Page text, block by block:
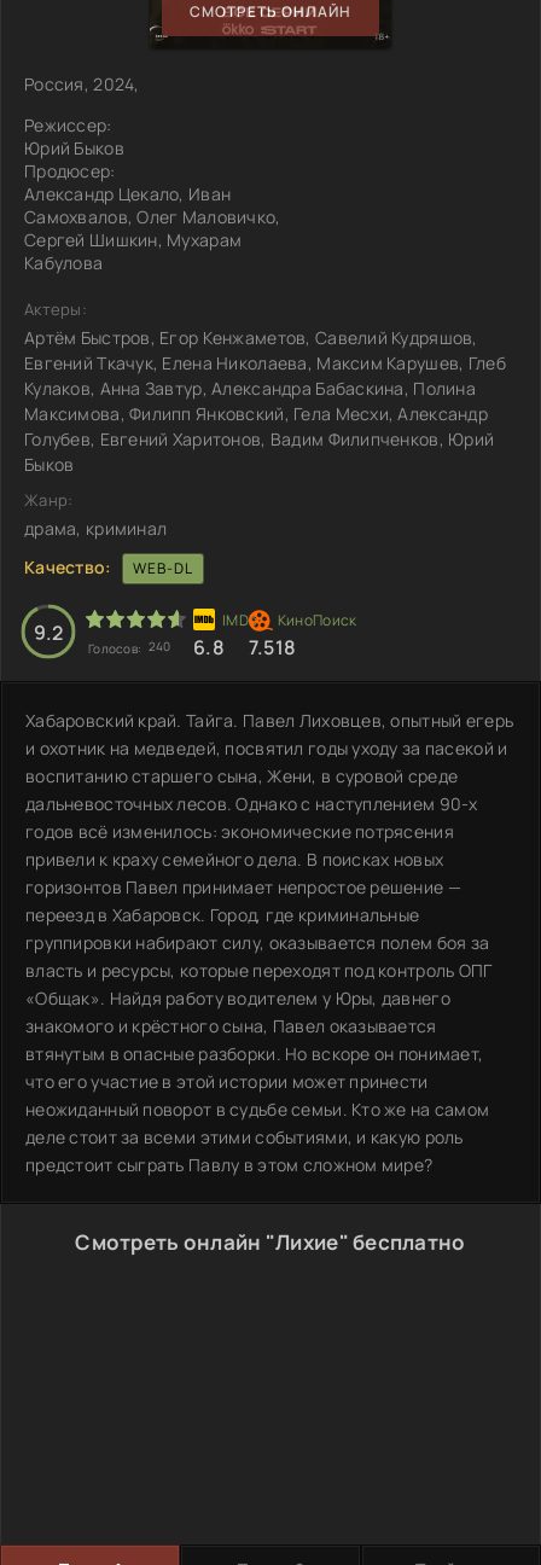
СМОТРЕТЬ ОНЛАЙН
Россия, 2024,
Режиссер:
Юрий Быков
Продюсер:
Александр Цекало, Иван
Самохвалов, Олег Маловичко,
Сергей Шишкин, Мухарам
Кабулова
Актеры:
Артём Быстров, Егор Кенжаметов, Савелий Кудряшов,
Евгений Ткачук, Елена Николаева, Максим Карушев, Глеб
Кулаков, Анна Завтур, Александра Бабаскина, Полина
Максимова, Филипп Янковский, Гела Месхи, Александр
Голубев, Евгений Харитонов, Вадим Филипченков, Юрий
Быков
Жанр:
драма, криминал
Качество:
WEB-DL
9.2
Голосов: 240 6.8 7.518
Хабаровский край. Тайга. Павел Лиховцев, опытный егерь
и охотник на медведей, посвятил годы уходу за пасекой и
воспитанию старшего сына, Жени, в суровой среде
дальневосточных лесов. Однако с наступлением 90-х
годов всё изменилось: экономические потрясения
привели к краху семейного дела. В поисках новых
горизонтов Павел принимает непростое решение —
переезд в Хабаровск. Город, где криминальные
группировки набирают силу, оказывается полем боя за
власть и ресурсы, которые переходят под контроль ОПГ
«Общак». Найдя работу водителем у Юры, давнего
знакомого и крёстного сына, Павел оказывается
втянутым в опасные разборки. Но вскоре он понимает,
что его участие в этой истории может принести
неожиданный поворот в судьбе семьи. Кто же на самом
деле стоит за всеми этими событиями, и какую роль
предстоит сыграть Павлу в этом сложном мире?
Смотреть онлайн "Лихие" бесплатно